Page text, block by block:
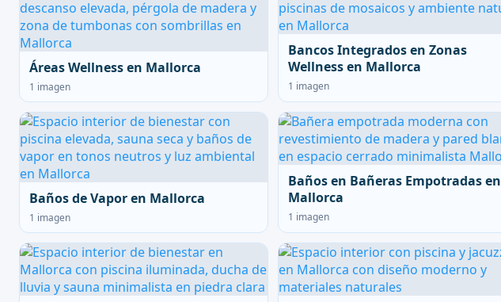
Áreas Wellness en Mallorca
1 imagen
Bancos Integrados en Zonas
Wellness en Mallorca
1 imagen
Baños de Vapor en Mallorca
1 imagen
Baños en Bañeras Empotradas en
Mallorca
1 imagen